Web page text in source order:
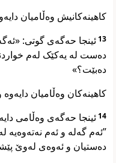
کاهینەکانیش وەڵامیان
13ئینجا حەگەی گوتی:
دەست لە یەکێک لەم
دەبێت؟»
کاهینەکان وەڵامیان
14ئینجا حەگەی وەڵامی
”ئەم گەلە و ئەم نەتەوەیە
دەستیان و ئەوەی لەوێ